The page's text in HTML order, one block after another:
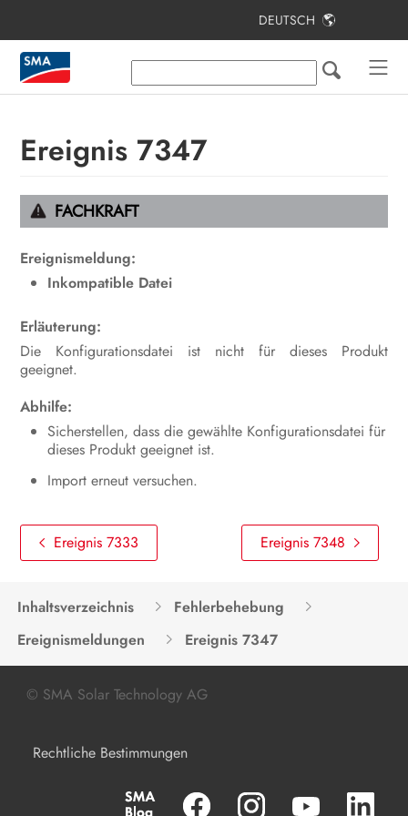
DEUTSCH
Ereignis 7347
FACHKRAFT
Ereignismeldung:
Inkompatible Datei
Erläuterung:
Die Konfigurationsdatei ist nicht für dieses Produkt
geeignet.
Abhilfe:
Sicherstellen, dass die gewählte Konfigurationsdatei für
dieses Produkt geeignet ist.
Import erneut versuchen.
Ereignis 7333 Ereignis 7348
Inhaltsverzeichnis
Fehlerbehebung
Ereignismeldungen
Ereignis 7347
© SMA Solar Technology AG
Rechtliche Bestimmungen
Inhaltsverzeichnis
Hinweise zu diesem Dokument
Lieferumfang
Lieferumfang Stele
Montage
Elektrischer Anschluss
Inbetriebnahme
Produkt spannungsfrei schalten
Instandhaltung
Fehlerbehebung
Produkt austauschen
Entsorgung
Technische Daten
Zubehör